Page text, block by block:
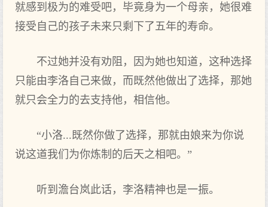
就感到极为的难受吧，毕竟身为一个母亲，她很难
接受自己的孩子未来只剩下了五年的寿命。
不过她并没有劝阻，因为她也知道，这种选择
只能由李洛自己来做，而既然他做出了选择，那她
就只会全力的去支持他，相信他。
“小洛...既然你做了选择，那就由娘来为你说
说这道我们为你炼制的后天之相吧。”
听到澹台岚此话，李洛精神也是一振。